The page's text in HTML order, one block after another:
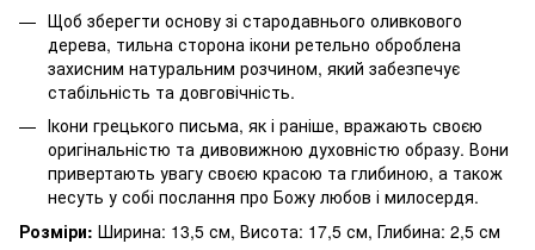
Щоб зберегти основу зі стародавнього оливкового
дерева, тильна сторона ікони ретельно оброблена
захисним натуральним розчином, який забезпечує
стабільність та довговічність.
Ікони грецького письма, як і раніше, вражають своєю
оригінальністю та дивовижною духовністю образу. Вони
привертають увагу своєю красою та глибиною, а також
несуть у собі послання про Божу любов і милосердя.
Розміри: Ширина: 13,5 см, Висота: 17,5 см, Глибина: 2,5 см